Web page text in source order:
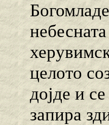
целото
дојде и
запира